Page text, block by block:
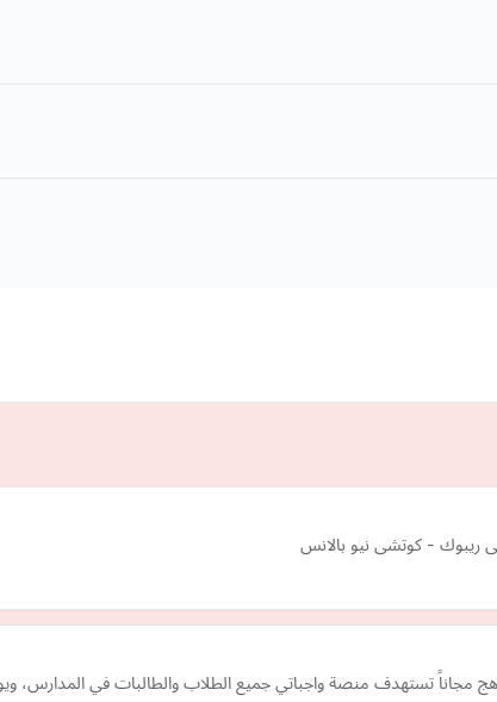
ريبوك - كوتشى نيو بالانس
مجاناً تستهدف منصة واجباتي جميع الطلاب والطالبات في المدارس،